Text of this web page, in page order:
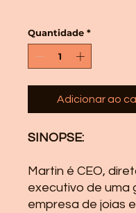
Quantidade *
Adicionar ao
SINOPSE:
Martin é CEO,
executivo de uma
empresa de joias